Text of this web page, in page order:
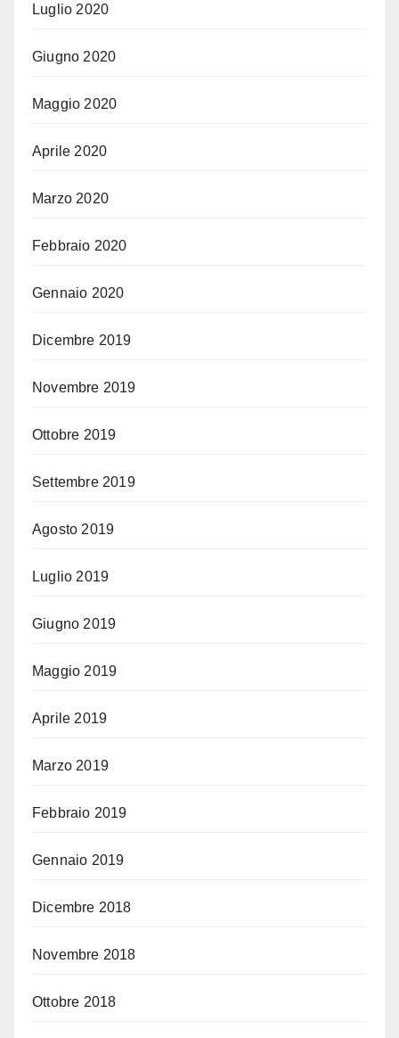
Luglio 2020
Giugno 2020
Maggio 2020
Aprile 2020
Marzo 2020
Febbraio 2020
Gennaio 2020
Dicembre 2019
Novembre 2019
Ottobre 2019
Settembre 2019
Agosto 2019
Luglio 2019
Giugno 2019
Maggio 2019
Aprile 2019
Marzo 2019
Febbraio 2019
Gennaio 2019
Dicembre 2018
Novembre 2018
Ottobre 2018